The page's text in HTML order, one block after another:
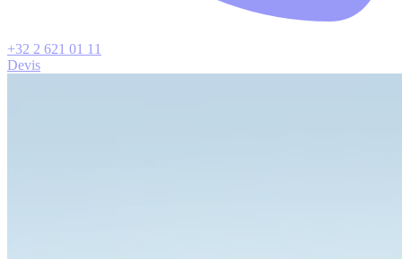
+32 2 621 01 11
Devis